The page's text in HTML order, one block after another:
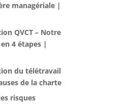
managériale |
QVCT – Notre
4 étapes |
du télétravail
de la charte
risques